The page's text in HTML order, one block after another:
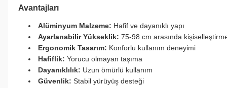
Avantajları
Alüminyum Malzeme: Hafif ve dayanıklı yapı
Ayarlanabilir Yükseklik: 75-98 cm arasında
Ergonomik Tasarım: Konforlu kullanım deneyimi
Hafiflik: Yorucu olmayan taşıma
Dayanıklılık: Uzun ömürlü kullanım
Güvenlik: Stabil yürüyüş desteği